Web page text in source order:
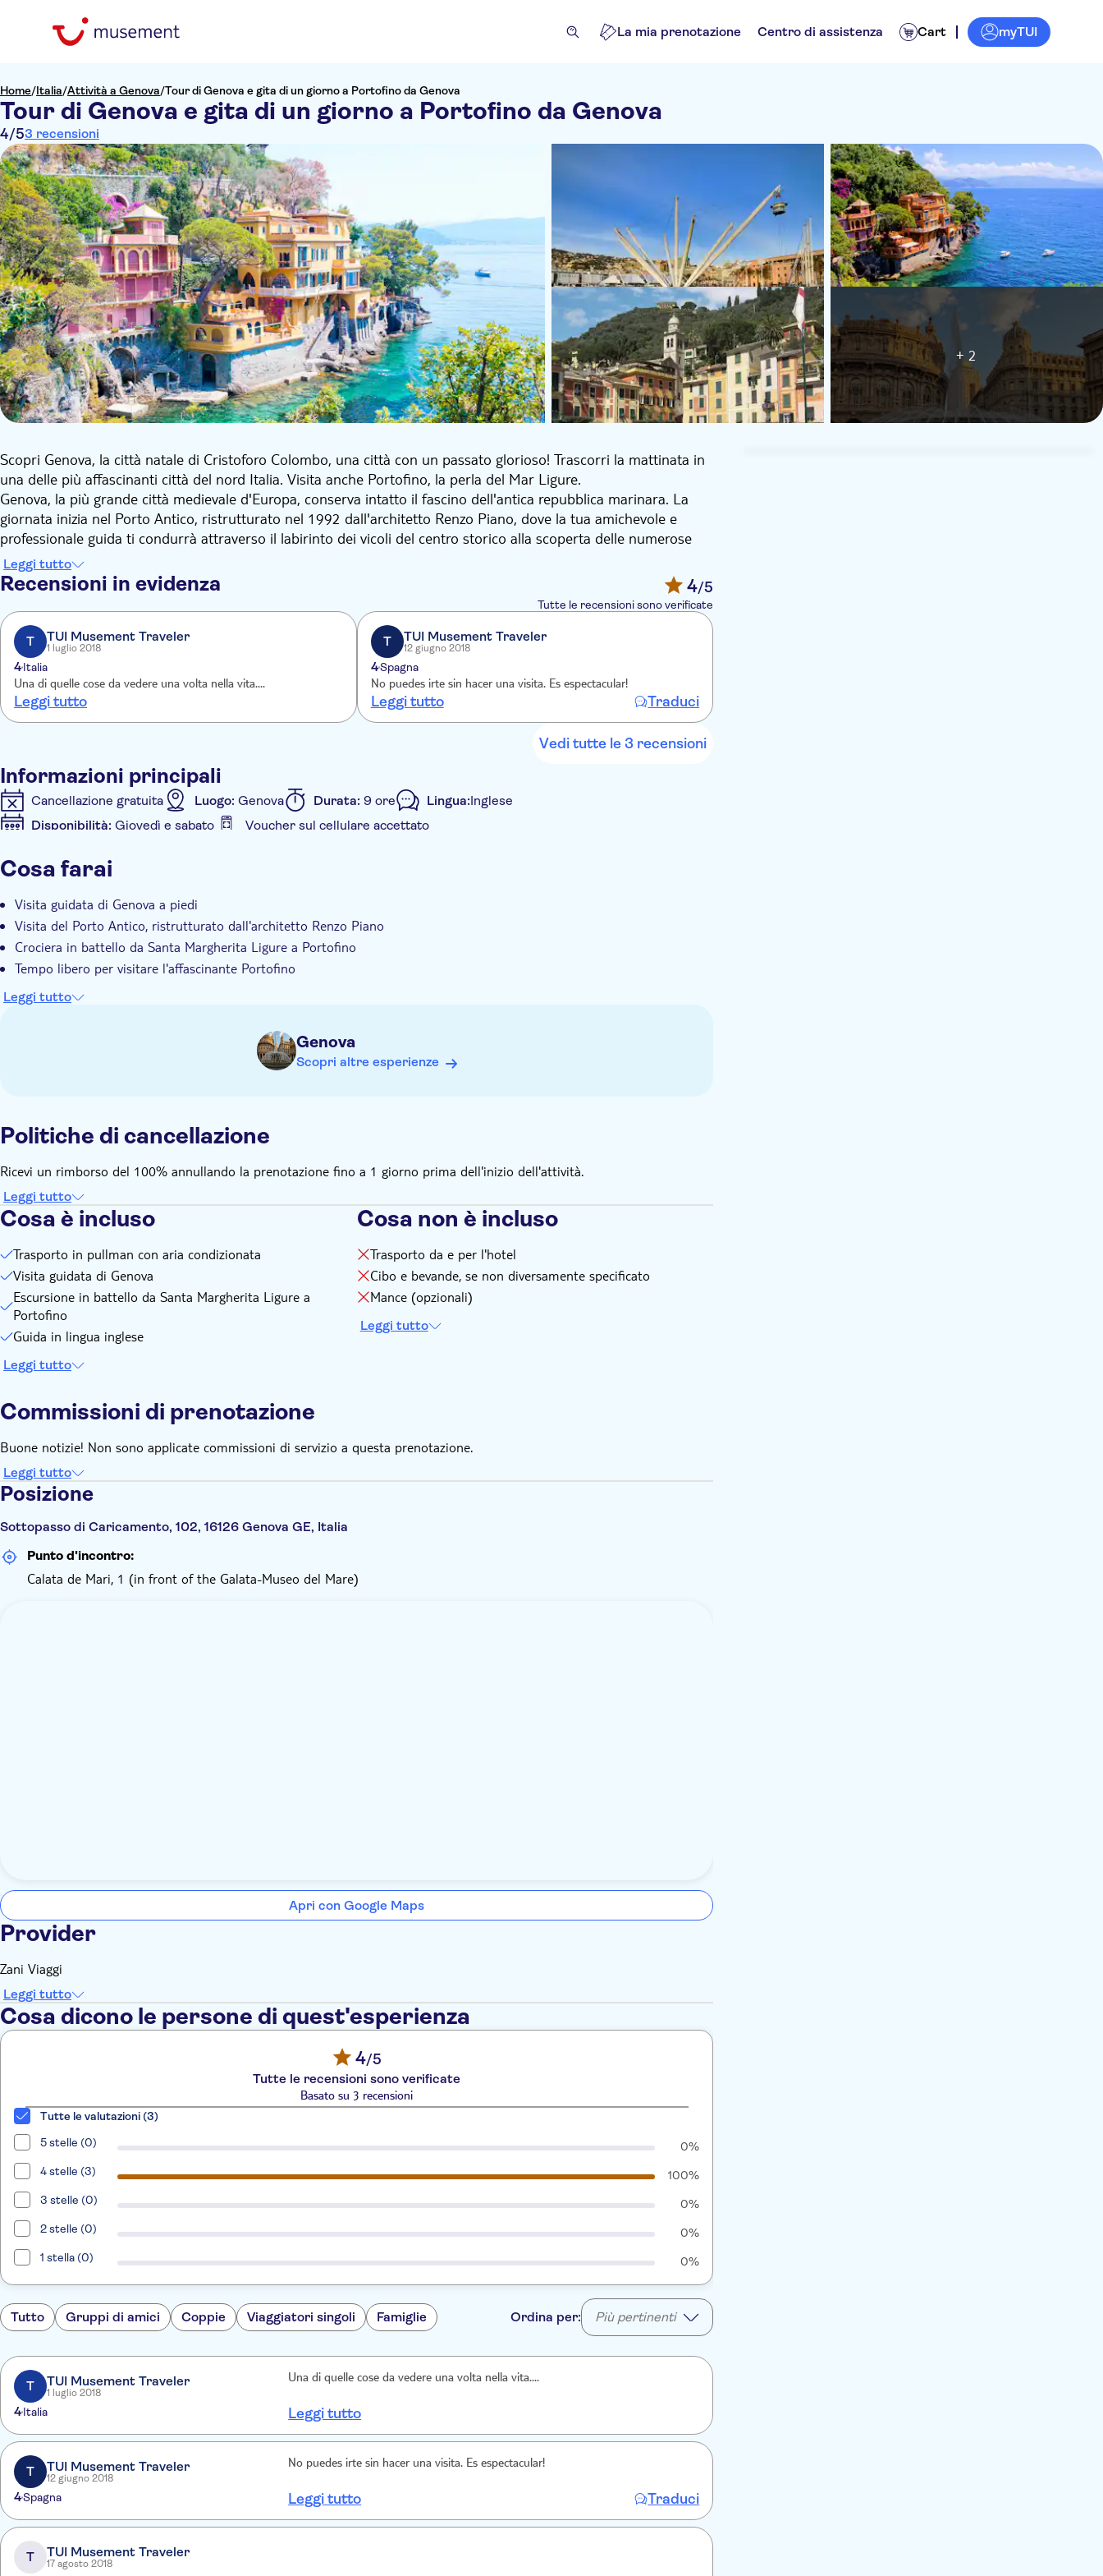
La mia prenotazione Centro di assistenza Cart myTUI
Home/Italia/Attività a Genova/Tour di Genova e gita di un giorno a Portofino da Genova
Tour di Genova e gita di un giorno a Portofino da Genova
4/53 recensioni
+ 2
Scopri Genova, la città natale di Cristoforo Colombo, una città con un passato glorioso! Trascorri la mattinata in
una delle più affascinanti città del nord Italia. Visita anche Portofino, la perla del Mar Ligure.
Genova, la più grande città medievale d'Europa, conserva intatto il fascino dell'antica repubblica marinara. La
giornata inizia nel Porto Antico, ristrutturato nel 1992 dall'architetto Renzo Piano, dove la tua amichevole e
professionale guida ti condurrà attraverso il labirinto dei vicoli del centro storico alla scoperta delle numerose
attrazioni di questa città, in uno stimolante tour a piedi.
Dopo il tempo libero per il pranzo (non incluso), sali sul pullman dotato di aria condizionata per un giro
panoramico lungo il Golfo del Tigullio, soprannominato il Golfo dei Delfini per via del grande branco di delfini
che spesso viene avvistato nelle acque antistanti, per poi raggiungere la pittoresca cittadina di Santa Margherita
Ligure. Qui salirai sul battello per una mini crociera che ti porterà nell'incantevole villaggio di pescatori di
Portofino, un villaggio in riva al mare a forma di mezzaluna la cui bellezza è stata narrata nel corso dei millenni
da scrittori e poeti come Guy de Maupassant.
Il viaggio si conclude con il ritorno in battello a Genova.
Leggi tutto
Recensioni in evidenza 4/5
Tutte le recensioni sono verificate
T TUI Musement Traveler
1 luglio 2018
4Italia
Una di quelle cose da vedere una volta nella vita....
Leggi tutto
T TUI Musement Traveler
12 giugno 2018
4Spagna
No puedes irte sin hacer una visita. Es espectacular!
Leggi tutto Traduci
Vedi tutte le 3 recensioni
Informazioni principali
Cancellazione gratuita Luogo: Genova Durata: 9 ore Lingua:Inglese
Disponibilità: Giovedì e sabato Voucher sul cellulare accettato
Conferma istantanea
Cosa farai
Visita guidata di Genova a piedi
Visita del Porto Antico, ristrutturato dall'architetto Renzo Piano
Crociera in battello da Santa Margherita Ligure a Portofino
Tempo libero per visitare l'affascinante Portofino
Leggi tutto
Genova
Scopri altre esperienze
Politiche di cancellazione
Ricevi un rimborso del 100% annullando la prenotazione fino a 1 giorno prima dell'inizio dell'attività.
Leggi tutto
Cosa è incluso
Trasporto in pullman con aria condizionata
Visita guidata di Genova
Escursione in battello da Santa Margherita Ligure a
Portofino
Guida in lingua inglese
Leggi tutto
Cosa non è incluso
Trasporto da e per l'hotel
Cibo e bevande, se non diversamente specificato
Mance (opzionali)
Leggi tutto
Commissioni di prenotazione
Buone notizie! Non sono applicate commissioni di servizio a questa prenotazione.
Leggi tutto
Posizione
Sottopasso di Caricamento, 102, 16126 Genova GE, Italia
Punto d'incontro:
Calata de Mari, 1 (in front of the Galata-Museo del Mare)
Apri con Google Maps
Provider
Zani Viaggi
Leggi tutto
Cosa dicono le persone di quest'esperienza
4/5
Tutte le recensioni sono verificate
Basato su 3 recensioni
Tutte le valutazioni (3)
5 stelle (0)
0%
4 stelle (3)
100%
3 stelle (0)
0%
2 stelle (0)
0%
1 stella (0)
0%
Tutto Gruppi di amici Coppie Viaggiatori singoli Famiglie Ordina per: Più pertinenti
T TUI Musement Traveler
1 luglio 2018
4Italia
Una di quelle cose da vedere una volta nella vita....
Leggi tutto
T TUI Musement Traveler
12 giugno 2018
4Spagna
No puedes irte sin hacer una visita. Es espectacular!
Leggi tutto Traduci
T TUI Musement Traveler
17 agosto 2018